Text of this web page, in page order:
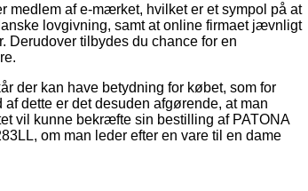
medlem af e-mærket, hvilket er et sympol på at
lovgivning, samt at online firmaet jævnligt
Derudover tilbydes du chance for en
der kan have betydning for købet, som for
dette er det desuden afgørende, at man
vil kunne bekræfte sin bestilling af PATONA
om man leder efter en vare til en dame